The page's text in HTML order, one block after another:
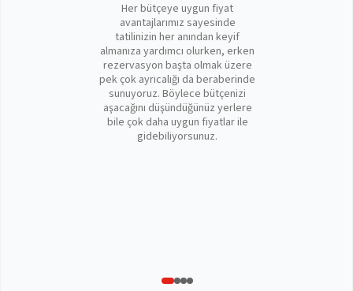
Her bütçeye uygun fiyat
avantajlarımız sayesinde
tatilinizin her anından keyif
almanıza yardımcı olurken, erken
rezervasyon başta olmak üzere
pek çok ayrıcalığı da beraberinde
sunuyoruz. Böylece bütçenizi
aşacağını düşündüğünüz yerlere
bile çok daha uygun fiyatlar ile
gidebiliyorsunuz.